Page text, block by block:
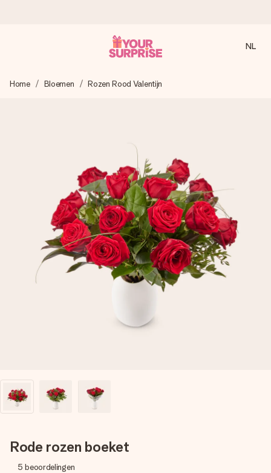
We maken jouw cadeau met zorg en zorgen dat het
4,8 (gebaseerd op +8.000 reviews)
Onze cadeaus worden gewaardeerd. Klanten beoordelen
ons met een 4,7 op Google Reviews
Gratis wenskaartje
Je maakt in een paar stappen iets unieks – met haar naam,
jullie foto of een boodschap die raakt. Zonder gedoe, maar
met alle aandacht voor het moment.
NL
Home Bloemen Rozen Rood Valentijn
Rode rozen boeket
5 beoordelingen